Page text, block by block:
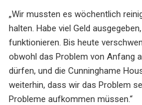
„Wir mussten es wöchentlich
halten. Habe viel Geld
funktionieren. Bis heute
obwohl das Problem von Anfang
dürfen, und die Cunninghame
weiterhin, dass wir das Problem
Probleme aufkommen müssen.“